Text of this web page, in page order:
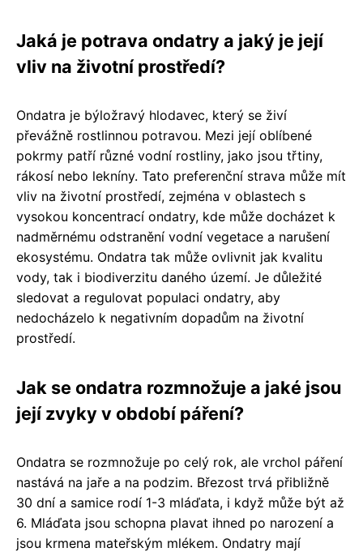
Jaká je potrava ondatry a jaký je její
vliv na životní prostředí?
Ondatra je býložravý hlodavec, který se živí
převážně rostlinnou potravou. Mezi její oblíbené
pokrmy patří různé vodní rostliny, jako jsou třtiny,
rákosí nebo lekníny. Tato preferenční strava může mít
vliv na životní prostředí, zejména v oblastech s
vysokou koncentrací ondatry, kde může docházet k
nadměrnému odstranění vodní vegetace a narušení
ekosystému. Ondatra tak může ovlivnit jak kvalitu
vody, tak i biodiverzitu daného území. Je důležité
sledovat a regulovat populaci ondatry, aby
nedocházelo k negativním dopadům na životní
prostředí.
Jak se ondatra rozmnožuje a jaké jsou
její zvyky v období páření?
Ondatra se rozmnožuje po celý rok, ale vrchol páření
nastává na jaře a na podzim. Březost trvá přibližně
30 dní a samice rodí 1-3 mláďata, i když může být až
6. Mláďata jsou schopna plavat ihned po narození a
jsou krmena mateřským mlékem. Ondatry mají